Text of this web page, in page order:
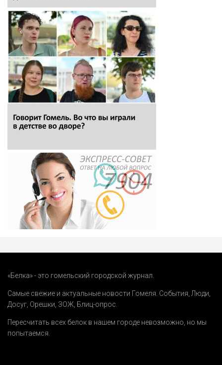
«Белка» - это гомельский городской журнал.
Самые свежие и актуальные новости Гомеля. События Люди
Досуг Орешки ЗОЖ Блиц-опрос
Пересчитать всех белок в нашем городе невозможно, но мы
попытаемся.